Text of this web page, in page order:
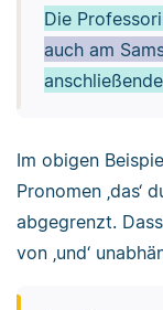
Die
auch am
Im obigen
Pronomen ‚das‘
abgegrenzt.
von ‚und‘